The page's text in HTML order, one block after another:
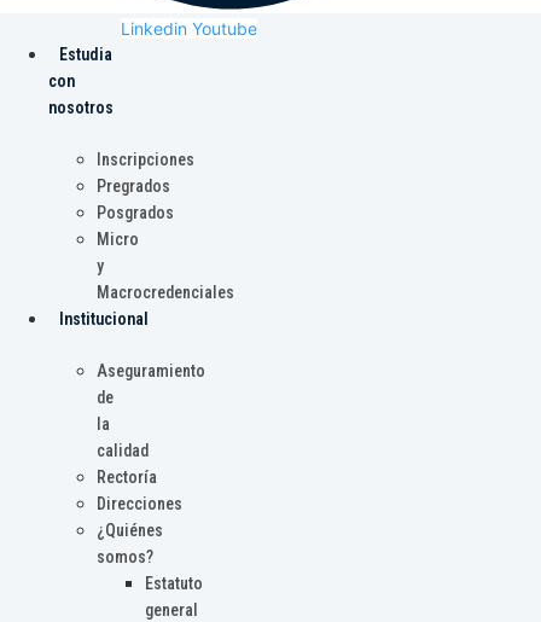
Linkedin Youtube
Estudia
con
nosotros
Inscripciones
Pregrados
Posgrados
Micro
y
Macrocredenciales
Institucional
Aseguramiento
de
la
calidad
Rectoría
Direcciones
¿Quiénes
somos?
Estatuto
general